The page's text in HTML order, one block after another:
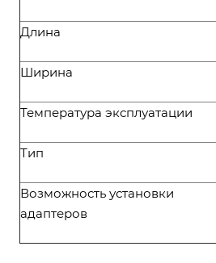
Длина
Ширина
Температура эксплуатации
Тип
Возможность установки
адаптеров